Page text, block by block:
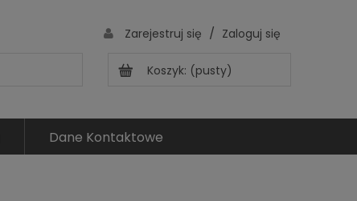
Zarejestruj się / Zaloguj się
Koszyk: (pusty)
Dane Kontaktowe